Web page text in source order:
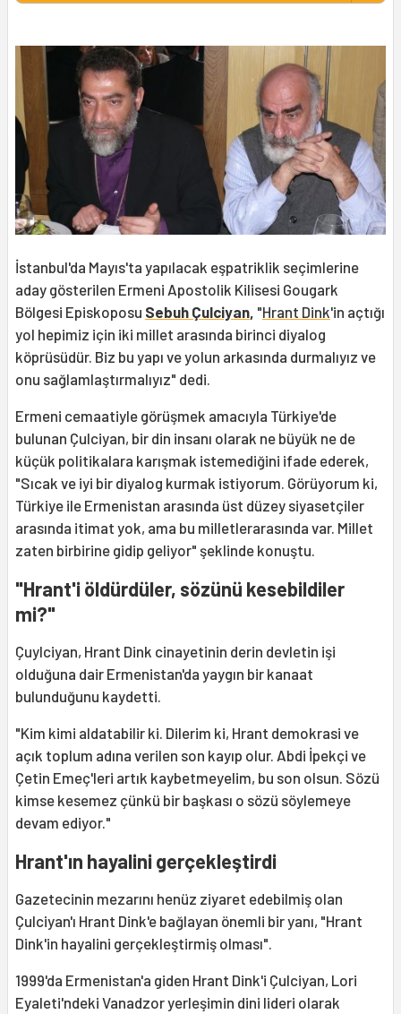
İstanbul'da Mayıs'ta yapılacak eşpatriklik seçimlerine
aday gösterilen Ermeni Apostolik Kilisesi Gougark
Bölgesi Episkoposu Sebuh Çulciyan "Hrant Dink'in açtığı
yol hepimiz için iki millet arasında birinci diyalog
köprüsüdür. Biz bu yapı ve yolun arkasında durmalıyız ve
onu sağlamlaştırmalıyız" dedi.
Ermeni cemaatiyle görüşmek amacıyla Türkiye'de
bulunan Çulciyan, bir din insanı olarak ne büyük ne de
küçük politikalara karışmak istemediğini ifade ederek,
"Sıcak ve iyi bir diyalog kurmak istiyorum. Görüyorum ki,
Türkiye ile Ermenistan arasında üst düzey siyasetçiler
arasında itimat yok, ama bu milletlerarasında var. Millet
zaten birbirine gidip geliyor" şeklinde konuştu.
"Hrant'i öldürdüler, sözünü kesebildiler
mi?"
Çuylciyan, Hrant Dink cinayetinin derin devletin işi
olduğuna dair Ermenistan'da yaygın bir kanaat
bulunduğunu kaydetti.
"Kim kimi aldatabilir ki. Dilerim ki, Hrant demokrasi ve
açık toplum adına verilen son kayıp olur. Abdi İpekçi ve
Çetin Emeç'leri artık kaybetmeyelim, bu son olsun. Sözü
kimse kesemez çünkü bir başkası o sözü söylemeye
devam ediyor."
Hrant'ın hayalini gerçekleştirdi
Gazetecinin mezarını henüz ziyaret edebilmiş olan
Çulciyan'ı Hrant Dink'e bağlayan önemli bir yanı, "Hrant
Dink'in hayalini gerçekleştirmiş olması".
1999'da Ermenistan'a giden Hrant Dink'i Çulciyan, Lori
Eyaleti'ndeki Vanadzor yerleşimin dini lideri olarak